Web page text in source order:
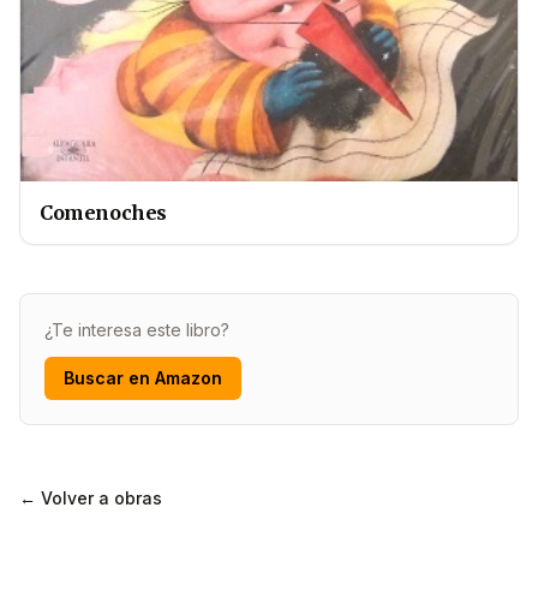
Comenoches
¿Te interesa este libro?
Buscar en Amazon
← Volver a obras